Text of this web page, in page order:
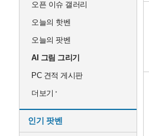
오픈 이슈 갤러리
오늘의 핫벤
오늘의 팟벤
AI 그림 그리기
PC 견적 게시판
더보기
인기 팟벤